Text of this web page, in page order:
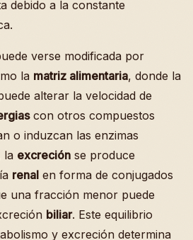
debido a la constante
verse modificada por
la matriz alimentaria, donde la
alterar la velocidad de
con otros compuestos
o induzcan las enzimas
la excreción se produce
renal en forma de conjugados
una fracción menor puede
biliar. Este equilibrio
y excreción determina